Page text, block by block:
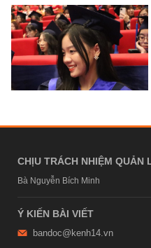
CHỊU TRÁCH NHIỆM QUẢN
Bà Nguyễn Bích Minh
Ý KIẾN BÀI VIẾT
bandoc@kenh14.vn